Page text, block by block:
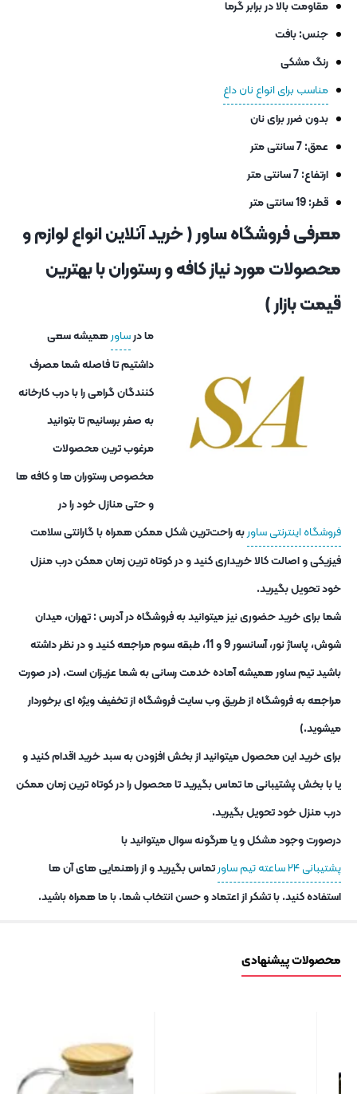
مقاومت بالا در برابر گرما
جنس: بافت
رنگ مشکی
مناسب برای انواع نان داغ
بدون ضرر برای نان
عمق: 7 سانتی متر
ارتفاع: 7 سانتی متر
قطر: 19 سانتی متر
معرفی فروشگاه ساور ( خرید آنلاین انواع لوازم و
محصولات مورد نیاز کافه و رستوران با بهترین
قیمت بازار )
ما درساورهمیشه سعی
داشتیم تا فاصله شما مصرف
کنندگان گرامی را با درب کارخانه
به صفر برسانیم تا بتوانید
مرغوب ترین محصولات
مخصوص رستوران ها و کافه ها
و حتی منازل خود را در
فروشگاه اینترنتی ساوربه راحت‌ترین شکل ممکن همراه با گارانتی سلامت
فیزیکی و اصالت کالا خریداری کنید و در کوتاه ترین زمان ممکن درب منزل
خود تحویل بگیرید.
شما برای خرید حضوری نیز میتوانید به فروشگاه در آدرس : تهران، میدان
شوش، پاساژ نور، آسانسور 9 و 11، طبقه سوم مراجعه کنید و در نظر داشته
باشید تیم ساور همیشه آماده خدمت رسانی به شما عزیزان است. (در صورت
مراجعه به فروشگاه از طریق وب سایت فروشگاه از تخفیف ویژه ای برخوردار
میشوید.)
برای خرید این محصول میتوانید از بخش افزودن به سبد خرید اقدام کنید و
یا با بخش پشتیبانی ما تماس بگیرید تا محصول را در کوتاه ترین زمان ممکن
درب منزل خود تحویل بگیرید.
درصورت وجود مشکل و یا هرگونه سوال میتوانید با
پشتیبانی ۲۴ ساعته تیم ساور
تماس بگیرید و از راهنمایی های آن ها
استفاده کنید. با تشکر از اعتماد و حسن انتخاب شما. با ما همراه باشید.
محصولات پیشنهادی